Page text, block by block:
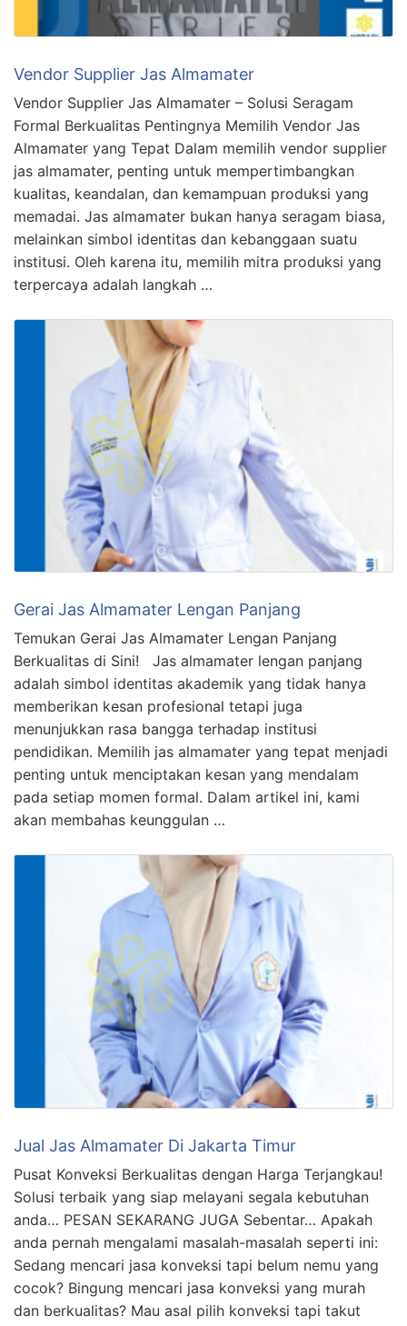
Vendor Supplier Jas Almamater
Vendor Supplier Jas Almamater – Solusi Seragam
Formal Berkualitas Pentingnya Memilih Vendor Jas
Almamater yang Tepat Dalam memilih vendor supplier
jas almamater, penting untuk mempertimbangkan
kualitas, keandalan, dan kemampuan produksi yang
memadai. Jas almamater bukan hanya seragam biasa,
melainkan simbol identitas dan kebanggaan suatu
institusi. Oleh karena itu, memilih mitra produksi yang
terpercaya adalah langkah …
Gerai Jas Almamater Lengan Panjang
Temukan Gerai Jas Almamater Lengan Panjang
Berkualitas di Sini! Jas almamater lengan panjang
adalah simbol identitas akademik yang tidak hanya
memberikan kesan profesional tetapi juga
menunjukkan rasa bangga terhadap institusi
pendidikan. Memilih jas almamater yang tepat menjadi
penting untuk menciptakan kesan yang mendalam
pada setiap momen formal. Dalam artikel ini, kami
akan membahas keunggulan …
Jual Jas Almamater Di Jakarta Timur
Pusat Konveksi Berkualitas dengan Harga Terjangkau!
Solusi terbaik yang siap melayani segala kebutuhan
anda… PESAN SEKARANG JUGA Sebentar… Apakah
anda pernah mengalami masalah-masalah seperti ini:
Sedang mencari jasa konveksi tapi belum nemu yang
cocok? Bingung mencari jasa konveksi yang murah
dan berkualitas? Mau asal pilih konveksi tapi takut